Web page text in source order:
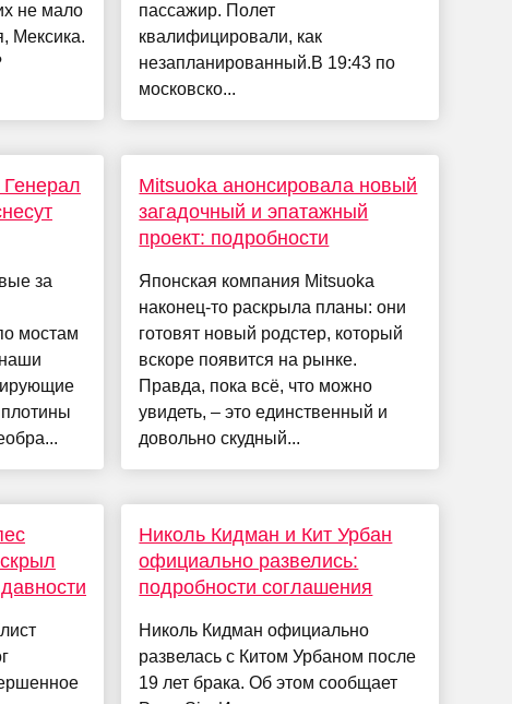
не мало
Мексика.
Генерал
за
мостам
пассажир. Полет
квалифицировали, как
незапланированный.В 19:43 по
московско...
Mitsuoka анонсировала новый
загадочный и эпатажный
проект: подробности
Японская компания Mitsuoka
наконец-то раскрыла планы: они
готовят новый родстер, который
вскоре появится на рынке.
Правда, пока всё, что можно
увидеть, – это единственный и
довольно скудный...
Николь Кидман и Кит Урбан
официально развелись:
подробности соглашения
Николь Кидман официально
развелась с Китом Урбаном после
19 лет брака. Об этом сообщает